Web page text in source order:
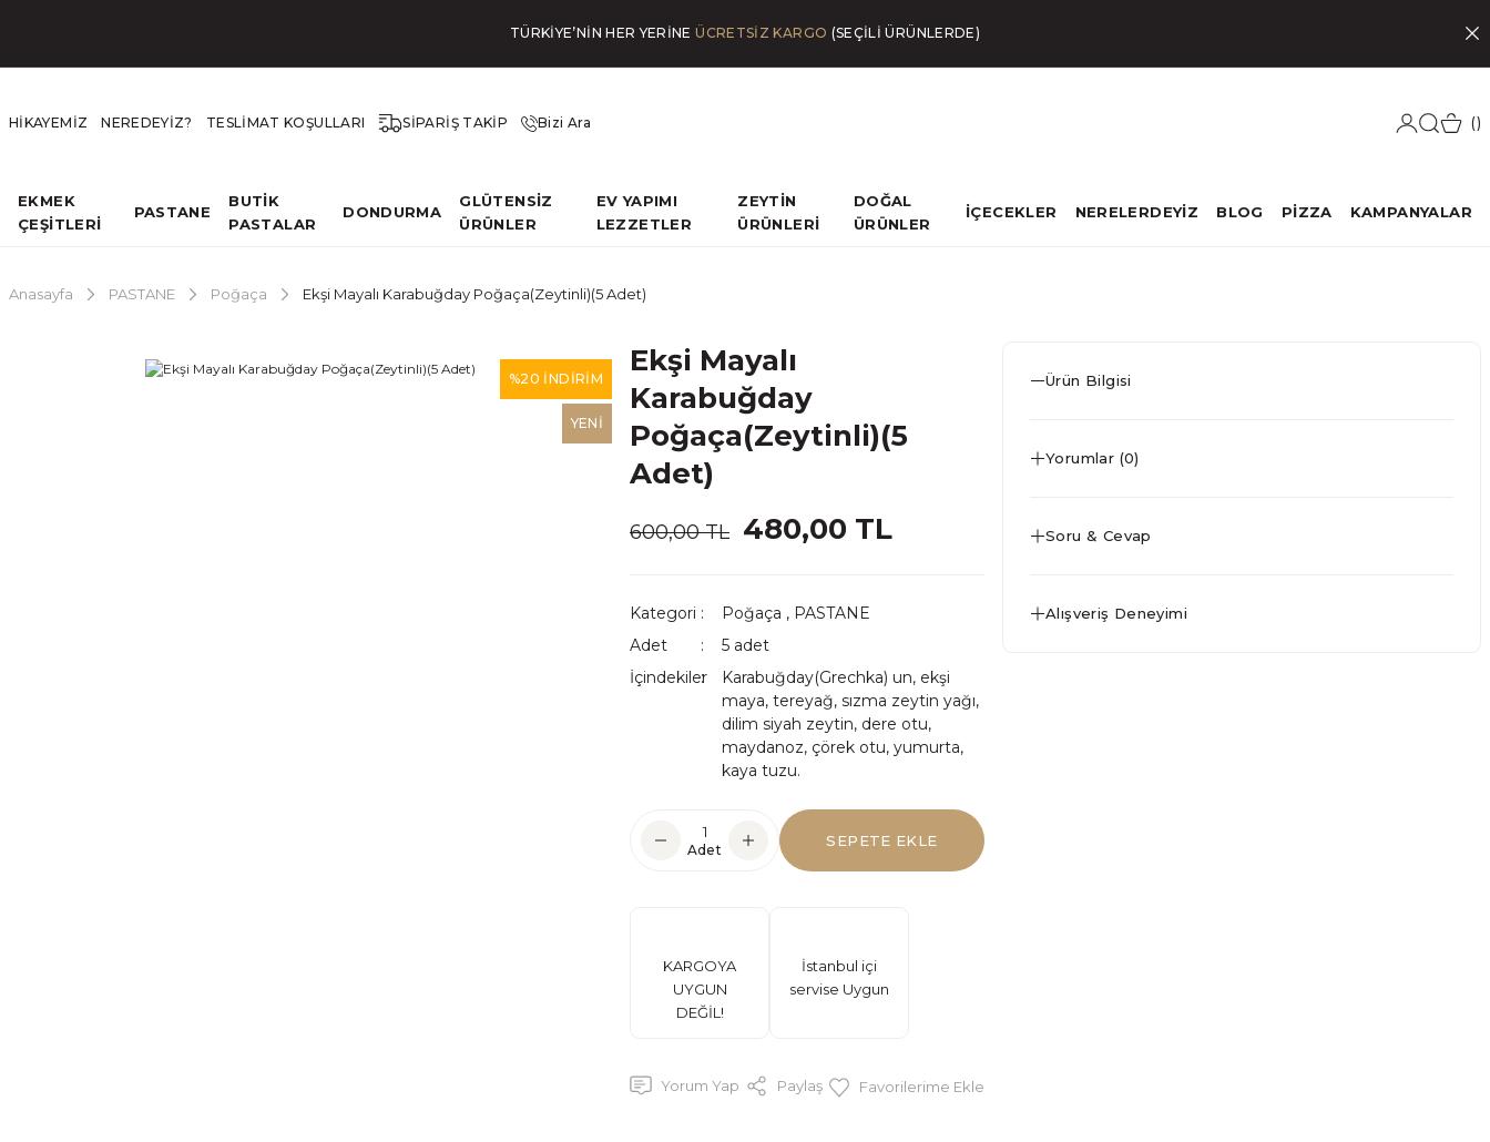
TÜRKİYE’NİN HER YERİNEÜCRETSİZ KARGO (SEÇİLİ ÜRÜNLERDE)
HİKAYEMİZ NEREDEYİZ? TESLİMAT KOŞULLARI SİPARİŞ TAKİP Bizi Ara
EKMEK
ÇEŞİTLERİ
PASTANE
BUTİK
PASTALAR
DONDURMA
GLÜTENSİZ
ÜRÜNLER
EV YAPIMI
LEZZETLER
ZEYTİN
ÜRÜNLERİ
DOĞAL
ÜRÜNLER
İÇECEKLER NERELERDEYİZ BLOG PİZZA KAMPANYALAR
Anasayfa PASTANE Poğaça Ekşi Mayalı Karabuğday Poğaça(Zeytinli)(5 Adet)
%20 İNDİRİM
YENİ
Ekşi Mayalı
Karabuğday
Poğaça(Zeytinli)(5
Adet)
600,00 TL 480,00 TL
Kategori Poğaça , PASTANE
Adet
5 adet
İçindekiler
Karabuğday(Grechka) un, ekşi
maya, tereyağ, sızma zeytin yağı,
dilim siyah zeytin, dere otu,
maydanoz, çörek otu, yumurta,
kaya tuzu.
Adet
SEPETE EKLE
KARGOYA
UYGUN
DEĞİL!
İstanbul içi
servise Uygun
Yorum Yap Paylaş
Ürün Bilgisi
Yorumlar (0)
Soru & Cevap
Alışveriş Deneyimi